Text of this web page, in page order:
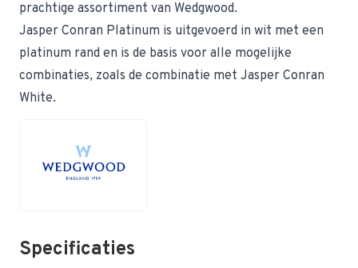
prachtige assortiment van Wedgwood.
Jasper Conran Platinum is uitgevoerd in wit met een
platinum rand en is de basis voor alle mogelijke
combinaties, zoals de combinatie met Jasper Conran
White.
Specificaties